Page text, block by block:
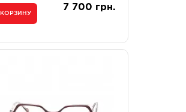
КОРЗИНУ
7 700 грн.